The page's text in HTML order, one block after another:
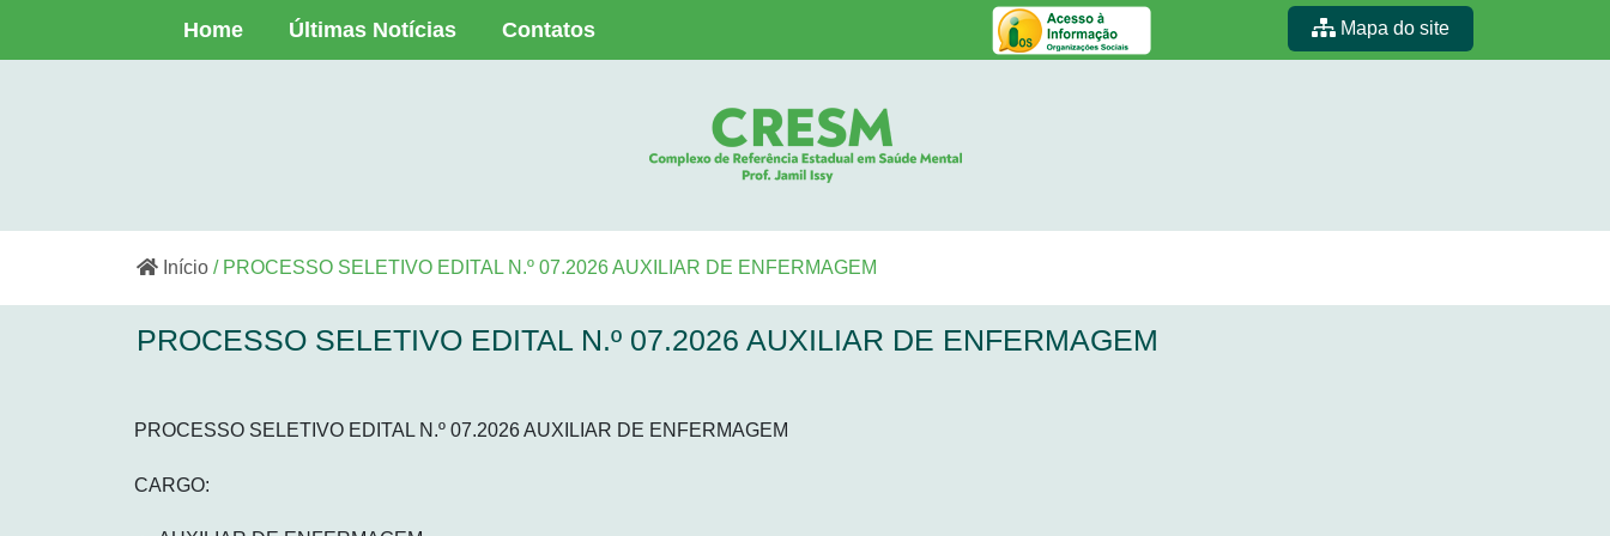
Home Últimas Notícias Contatos Mapa do site
Início / PROCESSO SELETIVO EDITAL N.º 07.2026 AUXILIAR DE ENFERMAGEM
PROCESSO SELETIVO EDITAL N.º 07.2026 AUXILIAR DE ENFERMAGEM
PROCESSO SELETIVO EDITAL N.º 07.2026 AUXILIAR DE ENFERMAGEM
CARGO: